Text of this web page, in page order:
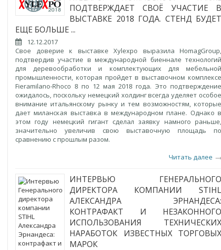
ПОДТВЕРЖДАЕТ СВОЁ УЧАСТИЕ В
ВЫСТАВКЕ 2018 ГОДА. СТЕНД БУДЕТ
ЕЩЕ БОЛЬШЕ ...
12.12.2017
Свое доверие к выставке Xylexpo выразила HomagGroup,
подтвердив участие в международной биеннале технологий
для деревообработки и комплектующих для мебельной
промышленности, которая пройдет в выставочном комплексе
Fieramilano-Rhoсо 8 по 12 мая 2018 года. Это подтверждение
ожидалось, поскольку немецкий холдинг всегда уделяет особое
внимание итальянскому рынку и тем возможностям, которые
дает миланская выставка в международном плане. Однако в
этом году немецкий гигант сделал заявку намного раньше,
значительно увеличив свою выставочную площадь по
сравнению с прошлым разом.
Читать далее
ИНТЕРВЬЮ ГЕНЕРАЛЬНОГО
ДИРЕКТОРА КОМПАНИИ STIHL
АЛЕКСАНДРА ЭРНАНДЕСА:
КОНТРАФАКТ И НЕЗАКОННОГО
ИСПОЛЬЗОВАНИЯ ТЕХНИЧЕСКИХ
НАРАБОТОК ИЗВЕСТНЫХ ТОРГОВЫХ
МАРОК